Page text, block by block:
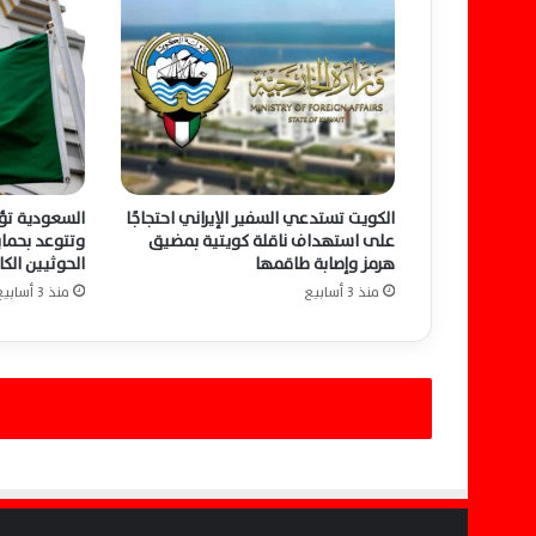
ق
ا
د
ر
ب
و
إ
س
ل
ا
ي
ي
ب
ث
الكويت تستدعي السفير الإيراني احتجاجًا
على استهداف ناقلة كويتية بمضيق
هرمز وإصابة طاقمها
منذ 3 أسابيع
السعودية
وتتوعد
الحوثيين
منذ 3 أسابيع